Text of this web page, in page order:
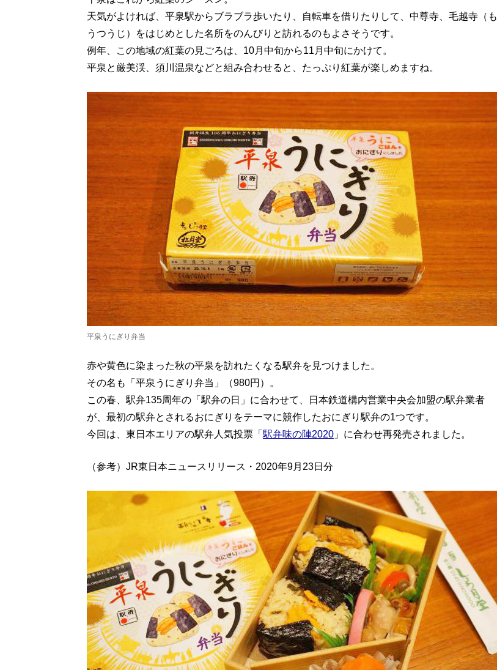
天気がよければ、平泉駅からブラブラ歩いたり、自転車を借りたりして、中尊寺、毛越寺（も
うつうじ）をはじめとした名所をのんびりと訪れるのもよさそうです。
例年、この地域の紅葉の見ごろは、10月中旬から11月中旬にかけて。
平泉と厳美渓、須川温泉などと組み合わせると、たっぷり紅葉が楽しめますね。
平泉うにぎり弁当
赤や黄色に染まった秋の平泉を訪れたくなる駅弁を見つけました。
その名も「平泉うにぎり弁当」（980円）。
この春、駅弁135周年の「駅弁の日」に合わせて、日本鉄道構内営業中央会加盟の駅弁業者
が、最初の駅弁とされるおにぎりをテーマに競作したおにぎり駅弁の1つです。
今回は、東日本エリアの駅弁人気投票「 駅弁味の陣2020 」に合わせ再発売されました。
（参考）JR東日本ニュースリリース・2020年9月23日分